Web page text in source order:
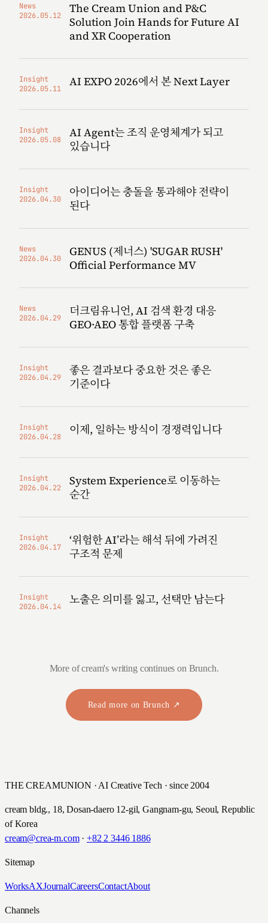
News
2026.05.12
The Cream Union and P&C
Solution Join Hands for Future AI
and XR Cooperation
Insight
2026.05.11
AI EXPO 2026에서 본 Next Layer
Insight
2026.05.08
AI Agent는 조직 운영체계가 되고
있습니다
Insight
2026.04.30
아이디어는 충돌을 통과해야 전략이
된다
News
2026.04.30
GENUS (제너스) 'SUGAR RUSH'
Official Performance MV
News
2026.04.29
더크림유니언, AI 검색 환경 대응
GEO·AEO 통합 플랫폼 구축
Insight
2026.04.29
좋은 결과보다 중요한 것은 좋은
기준이다
Insight
2026.04.28
이제, 일하는 방식이 경쟁력입니다
Insight
2026.04.22
System Experience로 이동하는
순간
Insight
2026.04.17
‘위험한 AI’라는 해석 뒤에 가려진
구조적 문제
Insight
2026.04.14
노출은 의미를 잃고, 선택만 남는다
More of cream's writing continues on Brunch.
Read more on Brunch ↗
THE CREAMUNION · AI Creative Tech · since 2004
cream bldg., 18, Dosan-daero 12-gil, Gangnam-gu, Seoul, Republic
of Korea
cream@crea-m.com· +82 2 3446 1886
Sitemap
WorksAXJournalCareersContactAbout
Channels